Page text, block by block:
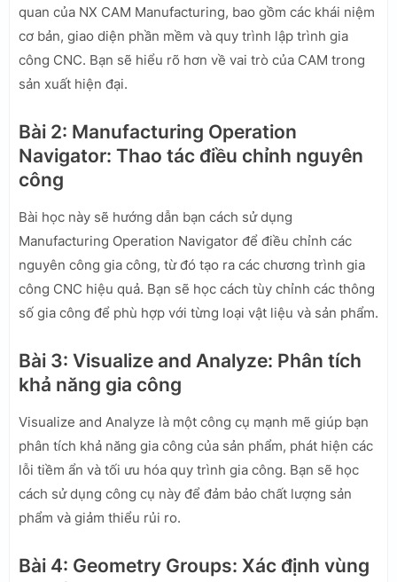
quan của NX CAM Manufacturing, bao gồm các khái niệm
cơ bản, giao diện phần mềm và quy trình lập trình gia
công CNC. Bạn sẽ hiểu rõ hơn về vai trò của CAM trong
sản xuất hiện đại.
Bài 2: Manufacturing Operation
Navigator: Thao tác điều chỉnh nguyên
công
Bài học này sẽ hướng dẫn bạn cách sử dụng
Manufacturing Operation Navigator để điều chỉnh các
nguyên công gia công, từ đó tạo ra các chương trình gia
công CNC hiệu quả. Bạn sẽ học cách tùy chỉnh các thông
số gia công để phù hợp với từng loại vật liệu và sản phẩm.
Bài 3: Visualize and Analyze: Phân tích
khả năng gia công
Visualize and Analyze là một công cụ mạnh mẽ giúp bạn
phân tích khả năng gia công của sản phẩm, phát hiện các
lỗi tiềm ẩn và tối ưu hóa quy trình gia công. Bạn sẽ học
cách sử dụng công cụ này để đảm bảo chất lượng sản
phẩm và giảm thiểu rủi ro.
Bài 4: Geometry Groups: Xác định vùng